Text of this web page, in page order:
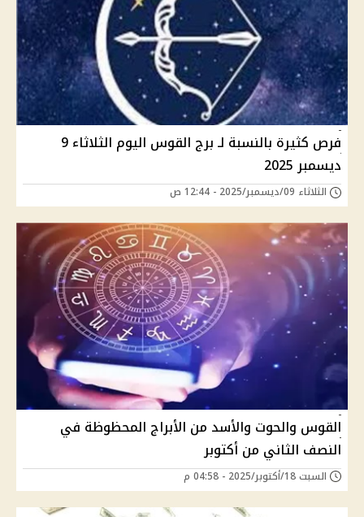
فرص كثيرة بالنسبة لـ برج القوس اليوم الثلاثاء 9
ديسمبر 2025
الثلاثاء 09/ديسمبر/2025 - 12:44 ص
القوس والحوت والأسد من الأبراج المحظوظة في
النصف الثاني من أكتوبر
السبت 18/أكتوبر/2025 - 04:58 م